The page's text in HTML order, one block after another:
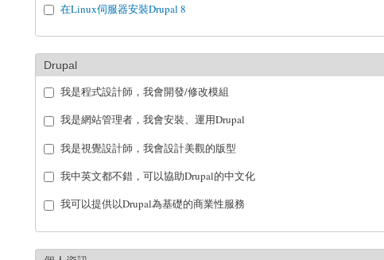
在Linux伺服器安裝Drupal 8
Drupal
我是程式設計師，我會開發/修改模組
我是網站管理者，我會安裝、運用Drupal
我是視覺設計師，我會設計美觀的版型
我中英文都不錯，可以協助Drupal的中文化
我可以提供以Drupal為基礎的商業性服務